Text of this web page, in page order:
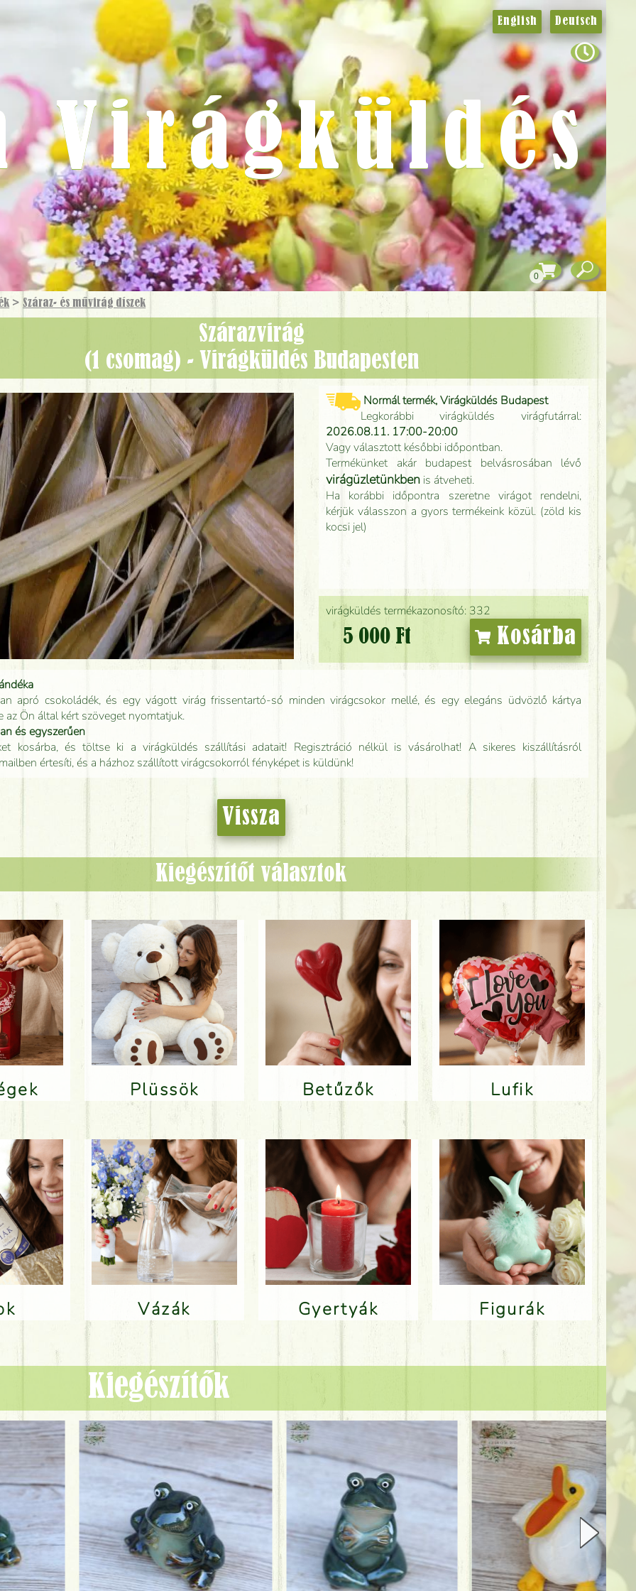
>Száraz- és művirág díszek
szárazvirág
(1 csomag) - Virágküldés Budapesten
virágküldés termékazonosító: 332
5 000 Ft Kosárba
Normál termék, Virágküldés Budapest
Legkorábbi virágküldés virágfutárral:
2026.08.11. 17:00-20:00
Vagy választott későbbi időpontban.
Termékünket akár budapest belvásrosában lévő
virágüzletünkben is átveheti.
Ha korábbi időpontra szeretne virágot rendelni,
kérjük válasszon a gyors termékeink közül. (zöld kis
kocsi jel)
apró csokoládék, és egy vágott virág frissentartó-só minden virágcsokor mellé, és egy elegáns üdvözlő kártya
az Ön által kért szöveget nyomtatjuk.
és egyszerűen
kosárba, és töltse ki a virágküldés szállítási adatait! Regisztráció nélkül is vásárolhat! A sikeres kiszállításról
értesíti, és a házhoz szállított virágcsokorról fényképet is küldünk!
Vissza
Kiegészítőt választok
Plüssök Betűzők Lufik
Vázák Gyertyák Figurák
English Deutsch
Virágküldés
0
Kiegészítők